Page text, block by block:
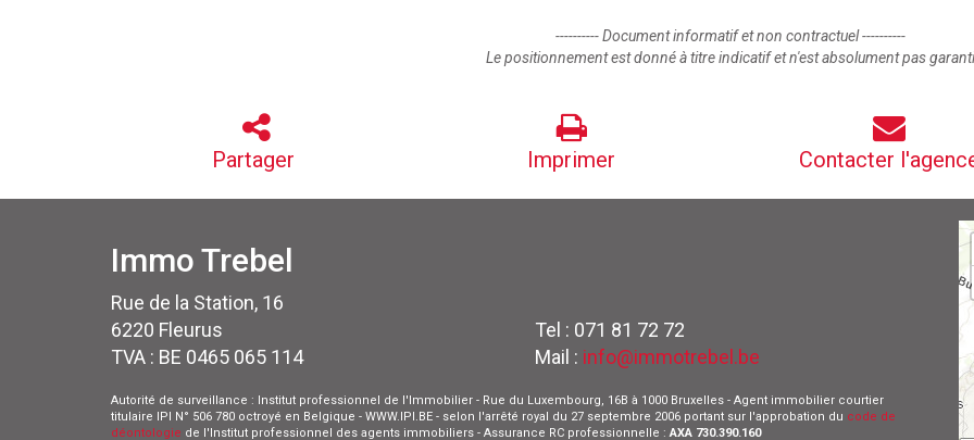
---------- Document informatif et non contractuel ----------
Le positionnement est donné à titre indicatif et n'est absolument pas garanti
Partager Imprimer Contacter
Immo Trebel
Rue de la Station, 16
6220 Fleurus
TVA : BE 0465 065 114
Tel : 071 81 72 72
Mail : info@immotrebel.be
Autorité de surveillance : Institut professionnel de l'Immobilier - Rue du Luxembourg, 16B à 1000 Bruxelles - Agent immobilier courtier
titulaire IPI N° 506 780 octroyé en Belgique - WWW.IPI.BE - selon l'arrêté royal du 27 septembre 2006 portant sur l'approbation du code de
déontologie de l'Institut professionnel des agents immobiliers - Assurance RC professionnelle :AXA 730.390.160